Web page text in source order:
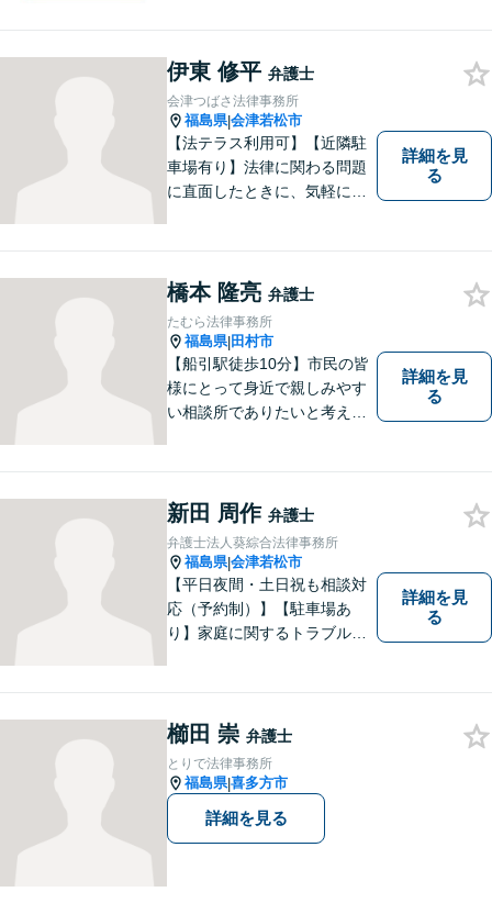
ります。【無料駐車場あり】
伊東 修平 弁護士
会津つばさ法律事務所
福島県|会津若松市
【法テラス利用可】【近隣駐
車場有り】法律に関わる問題
に直面したときに、気軽に相
なるようなことがありました
ら、お気軽にご相談くださ
い。
詳細を見
る
橋本 隆亮 弁護士
たむら法律事務所
福島県|田村市
【船引駅徒歩10分】市民の皆
様にとって身近で親しみやす
い相談所でありたいと考えて
ださい。 https://tamura-law.bi
z/ （公式ホームページ）
詳細を見
る
新田 周作 弁護士
弁護士法人葵綜合法律事務所
福島県|会津若松市
【平日夜間・土日祝も相談対
応（予約制）】【駐車場あ
り】家庭に関するトラブルか
詳細を見
る
櫛田 崇 弁護士
とりで法律事務所
福島県|喜多方市
詳細を見る